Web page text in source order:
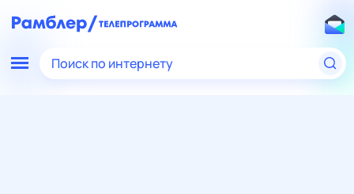
Поиск по интернету